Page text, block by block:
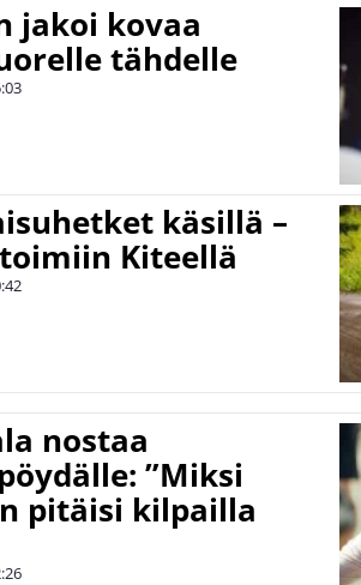
jakoi kovaa
tähdelle
käsillä –
Kiteellä
nostaa
”Miksi
pitäisi kilpailla